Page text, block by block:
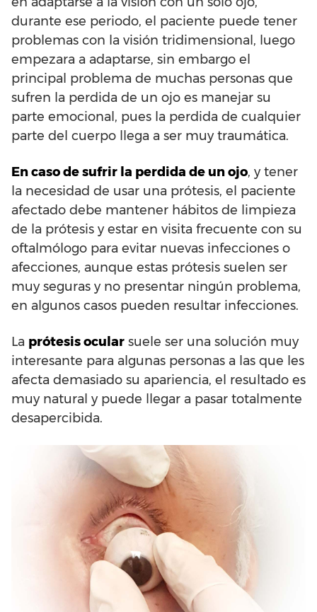
durante ese periodo, el paciente puede tener
problemas con la visión tridimensional, luego
empezara a adaptarse, sin embargo el
principal problema de muchas personas que
sufren la perdida de un ojo es manejar su
parte emocional, pues la perdida de cualquier
parte del cuerpo llega a ser muy traumática.
En caso de sufrir la perdida de un ojo, y tener
la necesidad de usar una prótesis, el paciente
afectado debe mantener hábitos de limpieza
de la prótesis y estar en visita frecuente con su
oftalmólogo para evitar nuevas infecciones o
afecciones, aunque estas prótesis suelen ser
muy seguras y no presentar ningún problema,
en algunos casos pueden resultar infecciones.
La prótesis ocular suele ser una solución muy
interesante para algunas personas a las que les
afecta demasiado su apariencia, el resultado es
muy natural y puede llegar a pasar totalmente
desapercibida.